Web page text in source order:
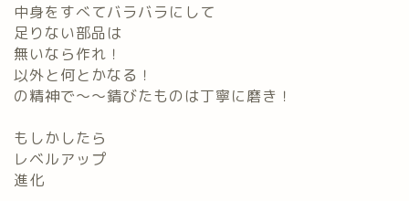
中身をすべてバラバラにして
足りない部品は
無いなら作れ！
以外と何とかなる！
の精神で～～錆びたものは丁寧に磨き！
もしかしたら
レベルアップ
進化